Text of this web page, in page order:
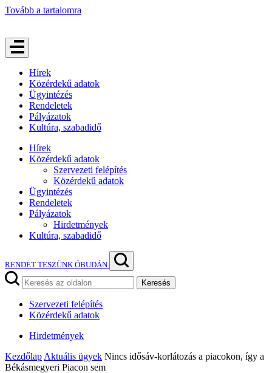
Tovább a tartalomra
Hírek
Közérdekű adatok
Ügyintézés
Rendeletek
Pályázatok
Kultúra, szabadidő
Hírek
Közérdekű adatok
Szervezeti felépítés
Közérdekű adatok
Ügyintézés
Rendeletek
Pályázatok
Hirdetmények
Kultúra, szabadidő
RENDET TESZÜNK ÓBUDÁN
Keresés
Szervezeti felépítés
Közérdekű adatok
Hirdetmények
Kezdőlap Aktuális ügyek Nincs idősáv-korlátozás a piacokon, így a
Békásmegyeri Piacon sem